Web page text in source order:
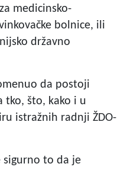
medicinsko-
bolnice, ili
državno
da postoji
tko, što, kako i u
istražnih radnji ŽDO-
sigurno to da je